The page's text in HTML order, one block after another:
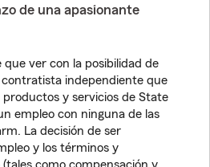
de una apasionante
ver con la posibilidad de
independiente que
y servicios de State
empleo con ninguna de las
La decisión de ser
y los términos y